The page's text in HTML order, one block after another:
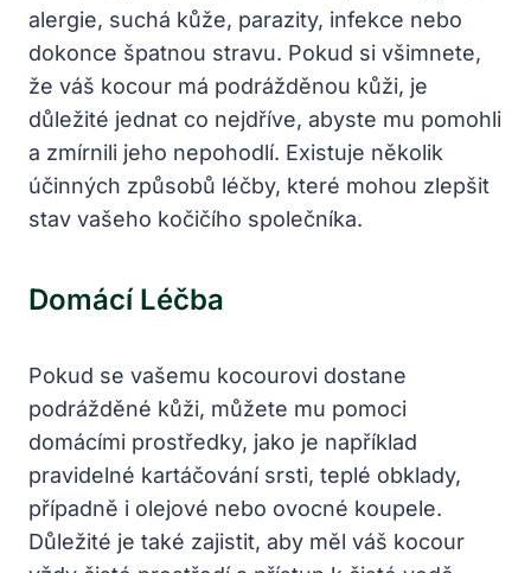
alergie, suchá kůže, parazity, infekce nebo
dokonce špatnou stravu. Pokud si všimnete,
že váš kocour má podrážděnou kůži, je
důležité jednat co nejdříve, abyste mu pomohli
a zmírnili jeho nepohodlí. Existuje několik
účinných způsobů léčby, které mohou zlepšit
stav vašeho kočičího společníka.
Domácí Léčba
Pokud se vašemu kocourovi dostane
podrážděné kůži, můžete mu pomoci
domácími prostředky, jako je například
pravidelné kartáčování srsti, teplé obklady,
případně i olejové nebo ovocné koupele.
Důležité je také zajistit, aby měl váš kocour